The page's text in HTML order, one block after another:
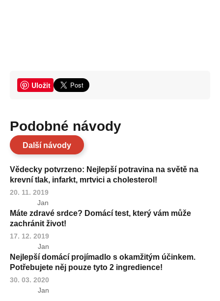
Uložit
Podobné návody
Další návody
Vědecky potvrzeno: Nejlepší potravina na světě na
krevní tlak, infarkt, mrtvici a cholesterol!
20. 11. 2019
Jan
Máte zdravé srdce? Domácí test, který vám může
zachránit život!
17. 12. 2019
Jan
Nejlepší domácí projímadlo s okamžitým účinkem.
Potřebujete něj pouze tyto 2 ingredience!
30. 03. 2020
Jan